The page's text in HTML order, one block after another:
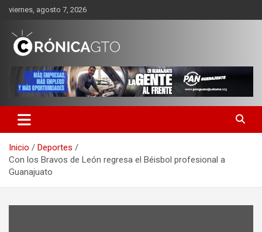
Saltar
contenido
viernes, agosto 7, 2026
CRONICA GUANAJUATO
Inicio
Deportes
Con los Bravos de León regresa el Béisbol profesional a
Guanajuato